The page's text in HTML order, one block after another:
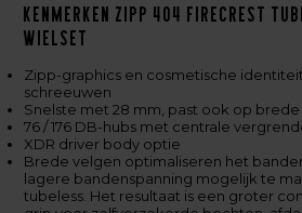
Kenmerken Zipp 404 Firecrest
Wielset
Zipp-graphics en cosmetische
schreeuwen
Snelste met 28 mm, past ook op
76 / 176 DB-hubs met centrale
XDR driver body optie
Brede velgen optimaliseren het
lagere bandenspanning mogelijk te
tubeless. Het resultaat is een groter